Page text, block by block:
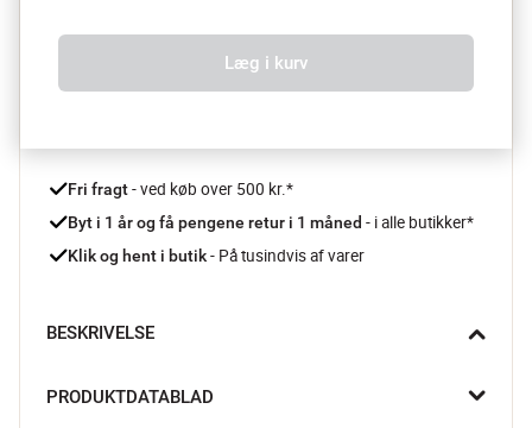
Læg i kurv
Fri fragt - ved køb over 500 kr.*
Byt i 1 år og få pengene retur i 1 måned - i alle butikker*
Klik og hent i butik - På tusindvis af varer
BESKRIVELSE
den glade modtager selv vælge blandt Imercos mange flotte
PRODUKTDATABLAD